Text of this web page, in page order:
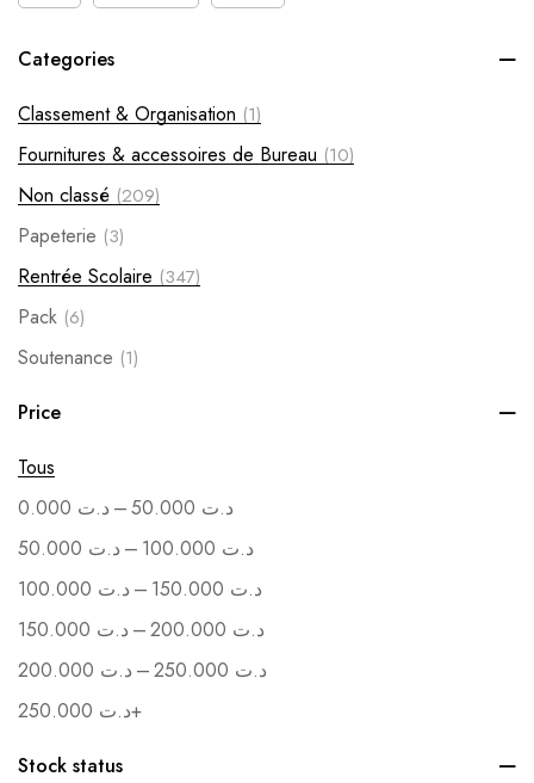
Categories
Classement & Organisation (1)
Fournitures & accessoires de Bureau (10)
Non classé (209)
Papeterie (3)
Rentrée Scolaire (347)
Pack (6)
Soutenance (1)
Vente en Gros
Price
Tous
د.ت – د.ت
د.ت – د.ت
د.ت – د.ت
د.ت – د.ت
د.ت – د.ت
د.ت+
Stock status